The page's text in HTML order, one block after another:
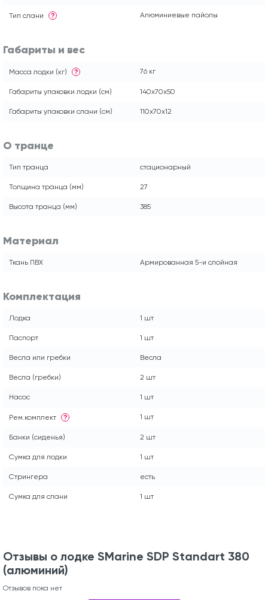
Тип слани ? Алюминиевые пайолы
Габариты и вес
Масса лодки (кг) ? 76 кг
Габариты упаковки лодки (см) 140x70x50
Габариты упаковки слани (см) 110x70x12
О транце
Тип транца стационарный
Толщина транца (мм) 27
Высота транца (мм) 385
Материал
Ткань ПВХ Армированная 5-и слойная
Комплектация
Лодка 1 шт
Паспорт 1 шт
Весла или гребки Весла
Весла (гребки) 2 шт
Насос 1 шт
Рем.комплект ? 1 шт
Банки (сиденья) 2 шт
Сумка для лодки 1 шт
Стрингера есть
Сумка для слани 1 шт
Отзывы о лодке SMarine SDP Standart 380
(алюминий)
Отзывов пока нет